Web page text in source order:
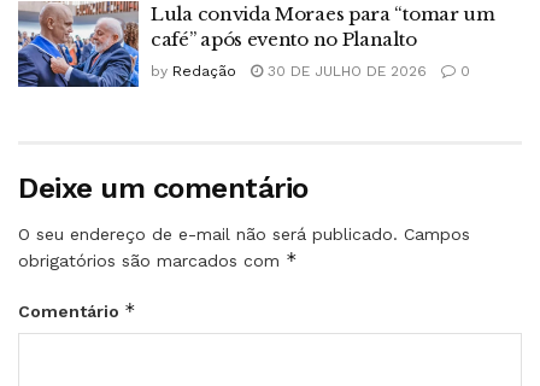
Lula convida Moraes para “tomar um
café” após evento no Planalto
by Redação 30 DE JULHO DE 2026 0
Deixe um comentário
O seu endereço de e-mail não será publicado. Campos
obrigatórios são marcados com *
Comentário *